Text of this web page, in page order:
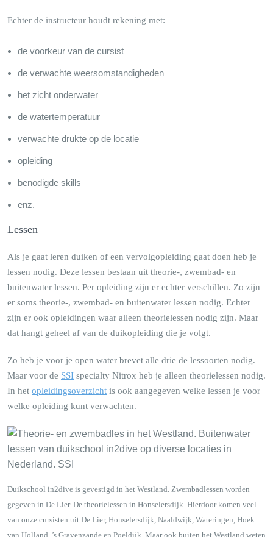
Echter de instructeur houdt rekening met:
de voorkeur van de cursist
de verwachte weersomstandigheden
het zicht onderwater
de watertemperatuur
verwachte drukte op de locatie
opleiding
benodigde skills
enz.
Lessen
Als je gaat leren duiken of een vervolgopleiding gaat doen heb je
lessen nodig. Deze lessen bestaan uit theorie-, zwembad- en
buitenwater lessen. Per opleiding zijn er echter verschillen. Zo zijn
er soms theorie-, zwembad- en buitenwater lessen nodig. Echter
zijn er ook opleidingen waar alleen theorielessen nodig zijn. Maar
dat hangt geheel af van de duikopleiding die je volgt.
Zo heb je voor je open water brevet alle drie de lessoorten nodig.
Maar voor de SSI specialty Nitrox heb je alleen theorielessen nodig.
In het opleidingsoverzicht is ook aangegeven welke lessen je voor
welke opleiding kunt verwachten.
Duikschool in2dive is gevestigd in het Westland. Zwembadlessen worden
gegeven in De Lier. De theorielessen in Honselersdijk. Hierdoor komen veel
van onze cursisten uit De Lier, Honselersdijk, Naaldwijk, Wateringen, Hoek
van Holland, ’s Gravenzande en Poeldijk. Maar ook buiten het Westland weten